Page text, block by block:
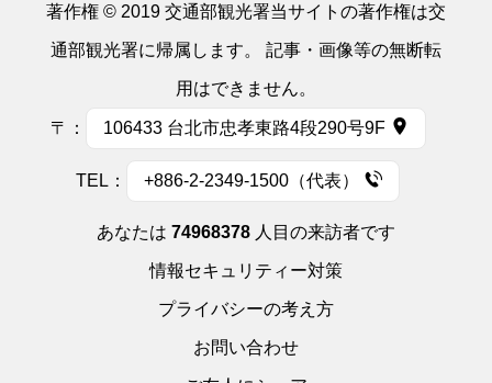
著作権 © 2019 交通部観光署当サイトの著作権は交
通部観光署に帰属します。 記事・画像等の無断転
用はできません。
〒： 106433 台北市忠孝東路4段290号9F
TEL： +886-2-2349-1500（代表）
あなたは 74968378 人目の来訪者です
情報セキュリティー対策
プライバシーの考え方
お問い合わせ